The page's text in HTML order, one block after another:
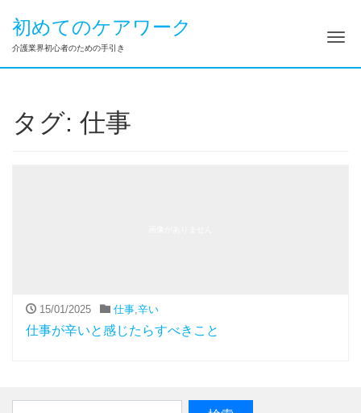
初めてのケアワーク
介護業界初心者のための手引き ナ
タグ: 仕事
15/01/2025 仕事,辛い
仕事が辛いと感じたらすべきこと